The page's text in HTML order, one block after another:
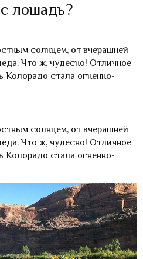
лошадь?
солнцем, от вчерашней
Что ж, чудесно! Отличное
Колорадо стала огненно-
солнцем, от вчерашней
Что ж, чудесно! Отличное
Колорадо стала огненно-